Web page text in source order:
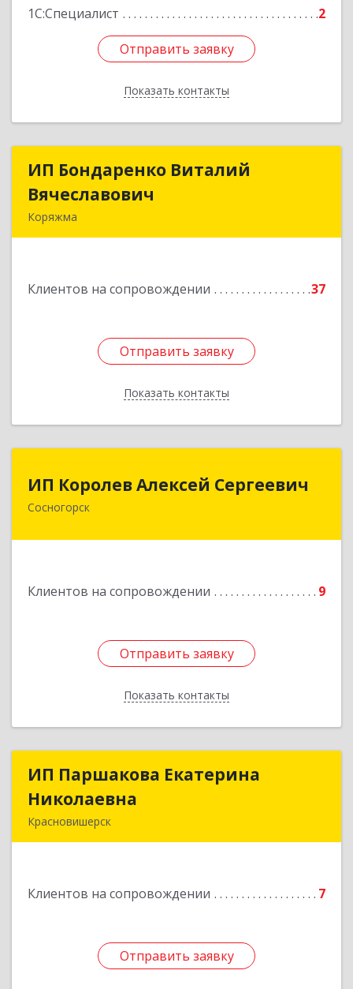
1С:Специалист 2
Отправить заявку
Показать контакты
Отправить заявку
Назад
ИП Бондаренко Виталий
Вячеславович
Коряжма
Клиентов на сопровождении 37
Отправить заявку
Показать контакты
ИП Бондаренко Виталий
Подробнее
Отправить заявку
Назад
ИП Королев Алексей Сергеевич
Сосногорск
Клиентов на сопровождении 9
Отправить заявку
Показать контакты
ИП Королев Алексей Сергеевич
169500, Коми Респ, Сосногорск г, Советская ул,
Отправить заявку
Назад
ИП Паршакова Екатерина
Николаевна
Красновишерск
Клиентов на сопровождении 7
Отправить заявку
ИП Паршакова Екатерина
Подробнее
Отправить заявку